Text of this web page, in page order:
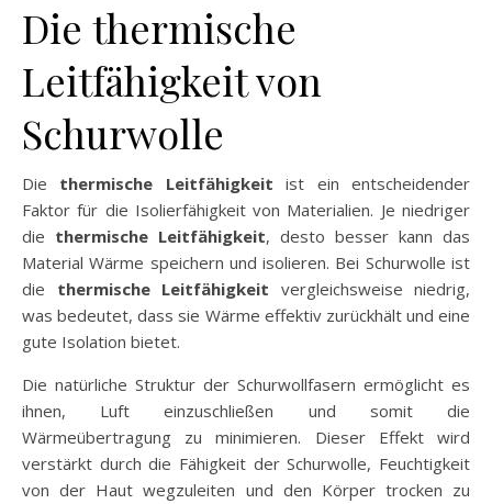
Die thermische
Leitfähigkeit von
Schurwolle
Die thermische Leitfähigkeit ist ein entscheidender
Faktor für die Isolierfähigkeit von Materialien. Je niedriger
die thermische Leitfähigkeit, desto besser kann das
Material Wärme speichern und isolieren. Bei Schurwolle ist
die thermische Leitfähigkeit vergleichsweise niedrig,
was bedeutet, dass sie Wärme effektiv zurückhält und eine
gute Isolation bietet.
Die natürliche Struktur der Schurwollfasern ermöglicht es
ihnen, Luft einzuschließen und somit die
Wärmeübertragung zu minimieren. Dieser Effekt wird
verstärkt durch die Fähigkeit der Schurwolle, Feuchtigkeit
von der Haut wegzuleiten und den Körper trocken zu